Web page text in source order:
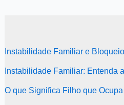
Instabilidade Familiar e
Instabilidade Familiar: Entenda
O que Significa Filho que